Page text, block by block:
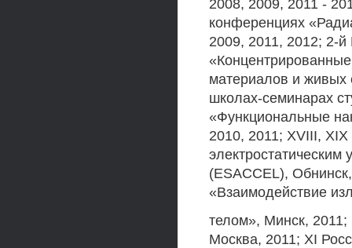
2008, 2009, 2011 -
конференциях
2009, 2011, 2012; 2-
материалов и живых
школах-семинарах
«Функциональные
2010, 2011; XVIII,
электростатическим
(ESACCEL),
«Взаимодействие
телом», Минск,
Москва, 2011; XI